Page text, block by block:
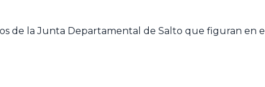
de la Junta Departamental de Salto que figuran en el